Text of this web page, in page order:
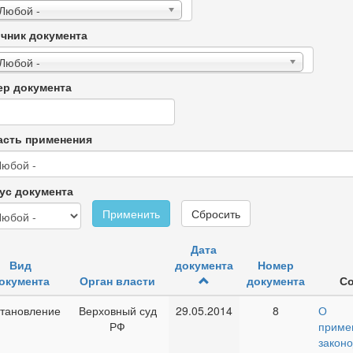
-
документа
-
документа
применения
документа
Применить
Сбросить
Вид
Орган власти
Дата
документа
Номер
документа
Верховный суд
РФ
29.05.2014 8
О